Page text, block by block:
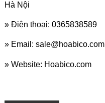
Hà Nội
» Điện thoại: 0365838589
» Email: sale@hoabico.com
» Website: Hoabico.com